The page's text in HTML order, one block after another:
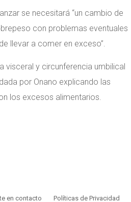
se necesitará “un cambio de
con problemas eventuales
llevar a comer en exceso”.
visceral y circunferencia umbilical
por Onano explicando las
los excesos alimentarios.
en contacto Políticas de Privacidad